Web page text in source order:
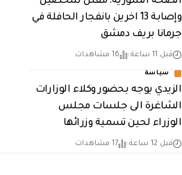
وإصابة 13 اخرين بانفجار الحافلة في
جرمانا بريف دمشق
قبل 11 ساعة 16 مشاهدات
سياسة
الزيدي يوجه بحضور وكلاء الوزارات
الشاغرة الى جلسات مجلس
الوزراء لحين تسمية وزرائها
قبل 12 ساعة 17 مشاهدات